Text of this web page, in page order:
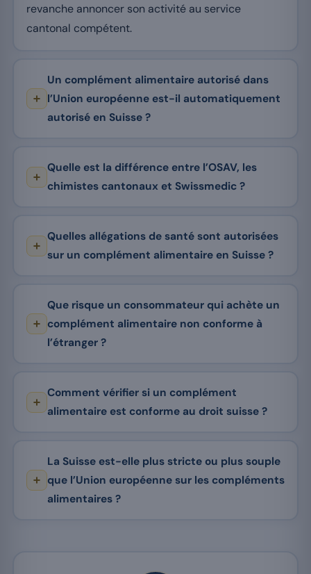
revanche annoncer son activité au service
cantonal compétent.
Un complément alimentaire autorisé dans
l’Union européenne est-il automatiquement
autorisé en Suisse ?
Quelle est la différence entre l’OSAV, les
chimistes cantonaux et Swissmedic ?
Quelles allégations de santé sont autorisées
sur un complément alimentaire en Suisse ?
Que risque un consommateur qui achète un
complément alimentaire non conforme à
l’étranger ?
Comment vérifier si un complément
alimentaire est conforme au droit suisse ?
La Suisse est-elle plus stricte ou plus souple
que l’Union européenne sur les compléments
alimentaires ?